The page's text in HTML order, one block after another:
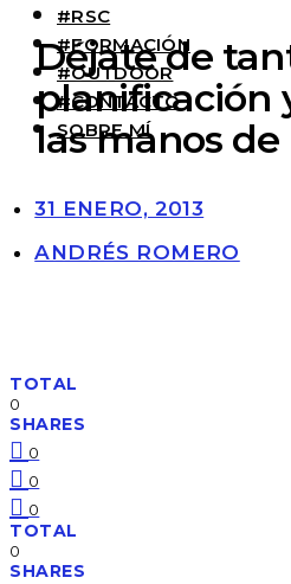
#RSC
#FORMACIÓN
#OUTDOOR
#CONTACTO
SOBRE MÍ
Déjate de
planificación
las manos de
31 ENERO, 2013
ANDRÉS ROMERO
TOTAL
0
SHARES
0
0
0
TOTAL
0
SHARES